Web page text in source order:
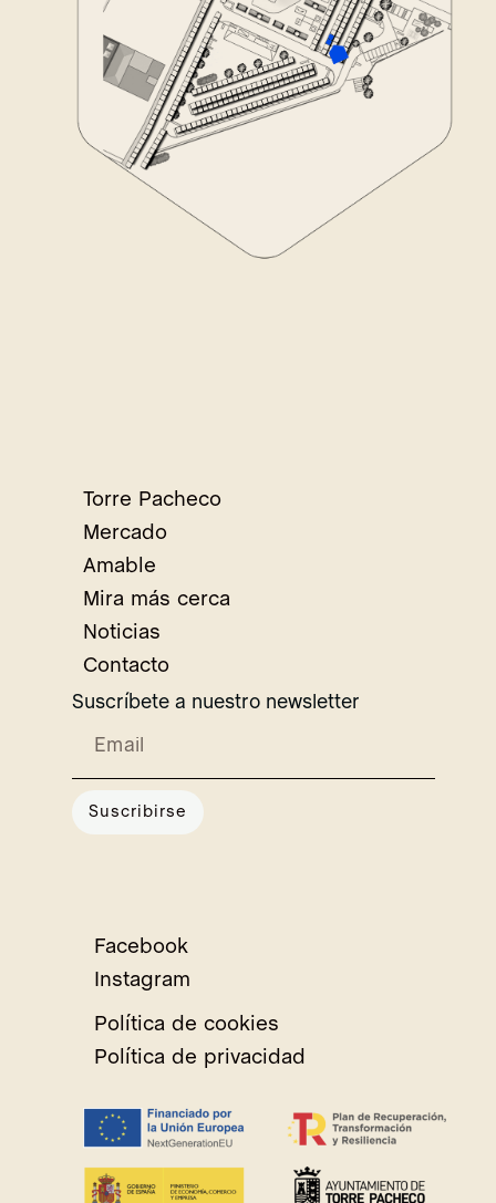
Torre Pacheco
Mercado
Amable
Mira más cerca
Noticias
Contacto
Suscríbete a nuestro newsletter
Suscribirse
Facebook
Instagram
Política de cookies
Política de privacidad